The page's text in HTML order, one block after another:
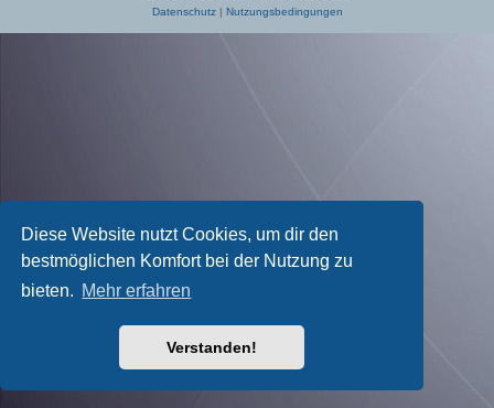
Diese Website nutzt Cookies, um dir den
bestmöglichen Komfort bei der Nutzung zu
bieten. Mehr erfahren
Verstanden!
Datenschutz| Nutzungsbedingungen